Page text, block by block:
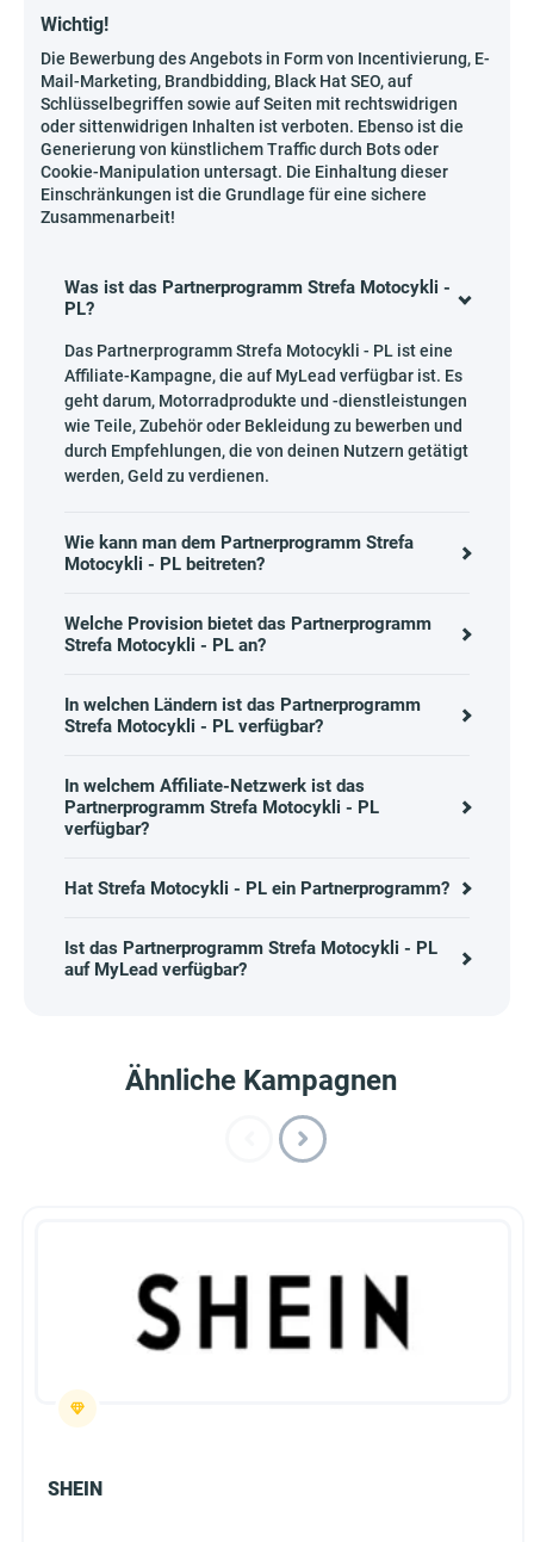
Wichtig!
Die Bewerbung des Angebots in Form von Incentivierung, E-
Mail-Marketing, Brandbidding, Black Hat SEO, auf
Schlüsselbegriffen sowie auf Seiten mit rechtswidrigen
oder sittenwidrigen Inhalten ist verboten. Ebenso ist die
Generierung von künstlichem Traffic durch Bots oder
Cookie-Manipulation untersagt. Die Einhaltung dieser
Einschränkungen ist die Grundlage für eine sichere
Zusammenarbeit!
Was ist das Partnerprogramm Strefa Motocykli -
PL?
Das Partnerprogramm Strefa Motocykli - PL ist eine
Affiliate-Kampagne, die auf MyLead verfügbar ist. Es
geht darum, Motorradprodukte und -dienstleistungen
wie Teile, Zubehör oder Bekleidung zu bewerben und
durch Empfehlungen, die von deinen Nutzern getätigt
werden, Geld zu verdienen.
Wie kann man dem Partnerprogramm Strefa
Motocykli - PL beitreten?
Welche Provision bietet das Partnerprogramm
Strefa Motocykli - PL an?
In welchen Ländern ist das Partnerprogramm
Strefa Motocykli - PL verfügbar?
In welchem Affiliate-Netzwerk ist das
Partnerprogramm Strefa Motocykli - PL
verfügbar?
Hat Strefa Motocykli - PL ein Partnerprogramm?
Ist das Partnerprogramm Strefa Motocykli - PL
auf MyLead verfügbar?
Ähnliche Kampagnen
SHEIN